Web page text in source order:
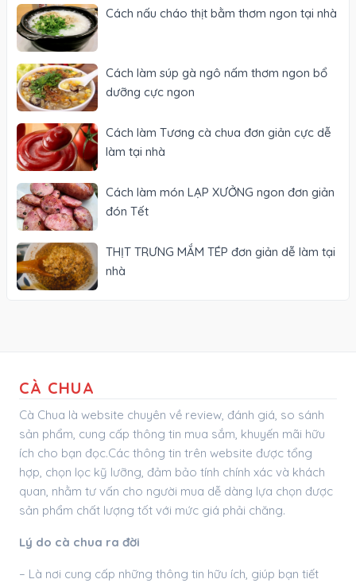
Cách nấu cháo thịt bằm thơm ngon tại nhà
Cách làm súp gà ngô nấm thơm ngon bổ
dưỡng cực ngon
Cách làm Tương cà chua đơn giản cực dễ
làm tại nhà
Cách làm món LẠP XƯỞNG ngon đơn giản
đón Tết
THỊT TRƯNG MẮM TÉP đơn giản dễ làm tại
nhà
CÀ CHUA
Cà Chua là website chuyên về review, đánh giá, so sánh
sản phẩm, cung cấp thông tin mua sắm, khuyến mãi hữu
ích cho bạn đọc.Các thông tin trên website được tổng
hợp, chọn lọc kỹ lưỡng, đảm bảo tính chính xác và khách
quan, nhằm tư vấn cho người mua dễ dàng lựa chọn được
sản phẩm chất lượng tốt với mức giá phải chăng.
Lý do cà chua ra đời
– Là nơi cung cấp những thông tin hữu ích, giúp bạn tiết